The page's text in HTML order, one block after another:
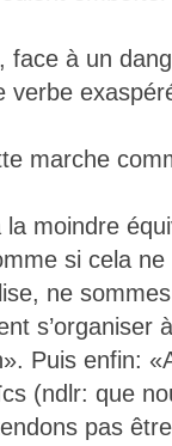
à un
verbe
marche
moindre
si cela ne
ne
s’organiser
Puis enfin:
(ndlr: que
pas